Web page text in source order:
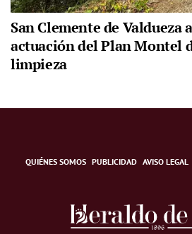
San Clemente de Valdueza
actuación del Plan Montel
limpieza
QUIÉNES SOMOS PUBLICIDAD AVISO LEGAL